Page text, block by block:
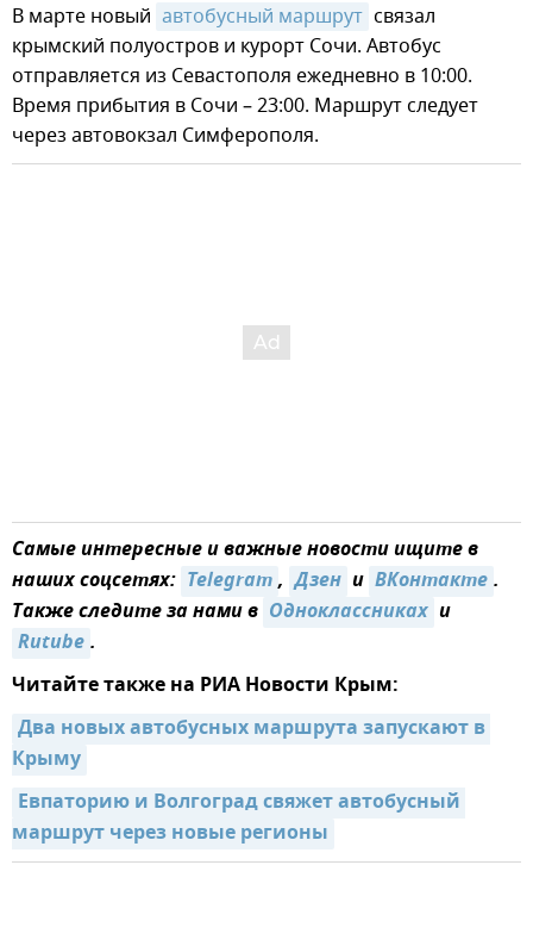
В марте новый автобусный маршрут связал
крымский полуостров и курорт Сочи. Автобус
отправляется из Севастополя ежедневно в 10:00.
Время прибытия в Сочи – 23:00. Маршрут следует
через автовокзал Симферополя.
Самые интересные и важные новости ищите в
наших соцсетях: Telegram, Дзен и ВКонтакте.
Также следите за нами в Одноклассниках и
Rutube.
Читайте также на РИА Новости Крым:
Два новых автобусных маршрута запускают в
Крыму
Евпаторию и Волгоград свяжет автобусный
маршрут через новые регионы